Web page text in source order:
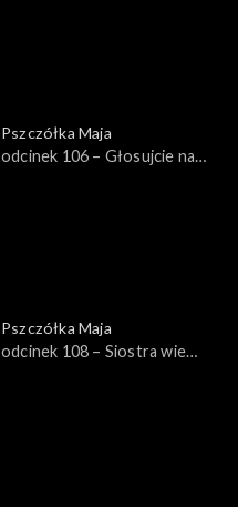
Pszczółka Maja
odcinek 106 – Głosujcie na
Pszczółka Maja
odcinek 108 – Siostra wie